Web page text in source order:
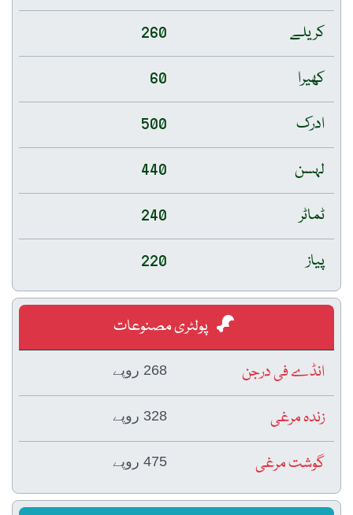
کریلے
260
کھیرا
60
ادرک
500
لہسن
440
ٹماٹر
240
پیاز
220
پولٹری مصنوعات
انڈے فی درجن
268 روپے
زندہ مرغی 328 روپے
گوشت مرغی 475 روپے